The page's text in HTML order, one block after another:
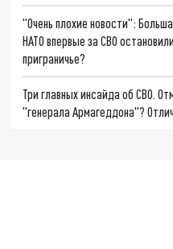
"Очень плохие новости":
НАТО впервые за СВО
приграничье?
Три главных инсайда об СВО.
"генерала Армагеддона"?